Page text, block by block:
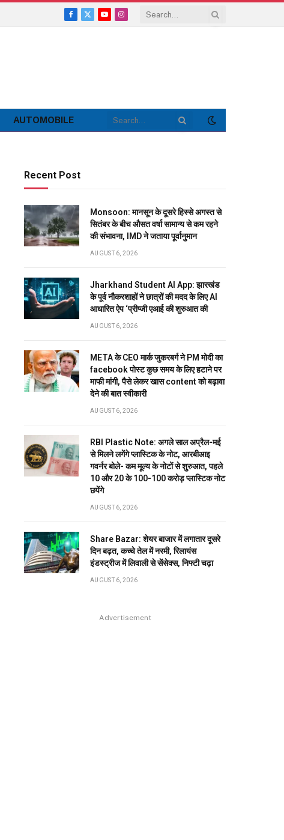
Facebook
X
YouTubeInstagram
AUTOMOBILE
Recent Post
Monsoon: मानसून के दूसरे हिस्से अगस्त से
सितंबर के बीच औसत वर्षा सामान्य से कम रहने
की संभावना, IMD ने जताया पूर्वानुमान
AUGUST 6, 2026
Jharkhand Student AI App: झारखंड
के पूर्व नौकरशाहों ने छात्रों की मदद के लिए AI
आधारित ऐप ‘प्रीप्जी एआई की शुरुआत की
AUGUST 6, 2026
META के CEO मार्क जुकरबर्ग ने PM मोदी का
facebook पोस्ट कुछ समय के लिए हटाने पर
माफी मांगी, पैसे लेकर खास content को बढ़ावा
देने की बात स्वीकारी
AUGUST 6, 2026
RBI Plastic Note: अगले साल अप्रैल-मई
से मिलने लगेंगे प्लास्टिक के नोट, आरबीआइ
गवर्नर बोले- कम मूल्य के नोटों से शुरुआत, पहले
10 और 20 के 100-100 करोड़ प्लास्टिक नोट
छपेंगे
AUGUST 6, 2026
Share Bazar: शेयर बाजार में लगातार दूसरे
दिन बढ़त, कच्चे तेल में नरमी, रिलायंस
इंडस्ट्रीज में लिवाली से सेंसेक्स, निफ्टी चढ़ा
AUGUST 6, 2026
Advertisement